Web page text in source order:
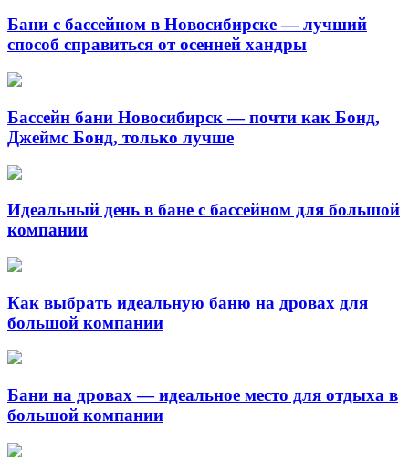
Бани с бассейном в Новосибирске — лучший
способ справиться от осенней хандры
Бассейн бани Новосибирск — почти как Бонд,
Джеймс Бонд, только лучше
Идеальный день в бане с бассейном для большой
компании
Как выбрать идеальную баню на дровах для
большой компании
Бани на дровах — идеальное место для отдыха в
большой компании